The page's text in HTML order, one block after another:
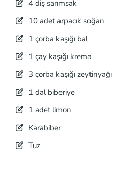
4 diş sarımsak
10 adet arpacık soğan
1 çorba kaşığı bal
1 çay kaşığı krema
3 çorba kaşığı zeytinyağı
1 dal biberiye
1 adet limon
Karabiber
Tuz